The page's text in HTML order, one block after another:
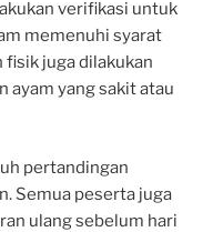
verifikasi untuk
memenuhi syarat
juga dilakukan
ayam yang sakit atau
pertandingan
Semua peserta juga
ulang sebelum hari